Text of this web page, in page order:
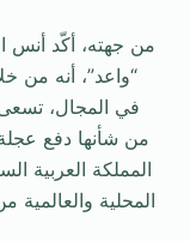
من جهته، أكّد أنس
“واعد”، أنه من
في المجال،
من شأنها دفع
المملكة العربية
المحلية والعالمية